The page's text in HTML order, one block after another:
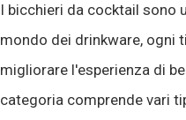
I bicchieri da cocktail sono
mondo dei drinkware, ogni
migliorare l'esperienza di
categoria comprende vari